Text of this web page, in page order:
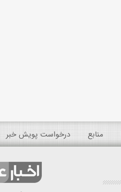
منابع درخواست پویش خبر